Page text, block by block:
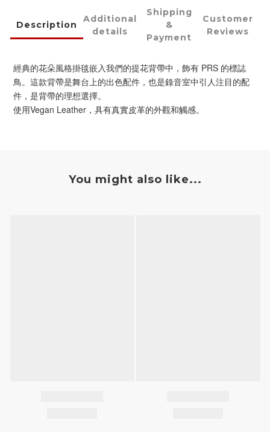
Description
Additional
details
Shipping
&
Payment
Customer
Reviews
經典的花朵風格掛毯嵌入我們的提花背帶中，飾有 PRS 的標誌
鳥。這款背帶是舞台上的出色配件，也是錄音室中引人注目的配
件，是背帶的理想選擇。
使用Vegan Leather，具有真實皮革的外觀和觸感。
You might also like...